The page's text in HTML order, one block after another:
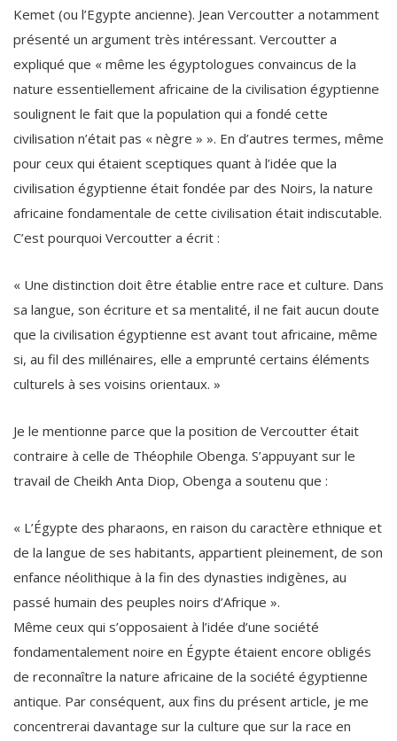
Kemet (ou l’Egypte ancienne). Jean Vercoutter a notamment
présenté un argument très intéressant. Vercoutter a
expliqué que « même les égyptologues convaincus de la
nature essentiellement africaine de la civilisation égyptienne
soulignent le fait que la population qui a fondé cette
civilisation n’était pas « nègre » ». En d’autres termes, même
pour ceux qui étaient sceptiques quant à l’idée que la
civilisation égyptienne était fondée par des Noirs, la nature
africaine fondamentale de cette civilisation était indiscutable.
C’est pourquoi Vercoutter a écrit :
« Une distinction doit être établie entre race et culture. Dans
sa langue, son écriture et sa mentalité, il ne fait aucun doute
que la civilisation égyptienne est avant tout africaine, même
si, au fil des millénaires, elle a emprunté certains éléments
culturels à ses voisins orientaux. »
Je le mentionne parce que la position de Vercoutter était
contraire à celle de Théophile Obenga. S’appuyant sur le
travail de Cheikh Anta Diop, Obenga a soutenu que :
« L’Égypte des pharaons, en raison du caractère ethnique et
de la langue de ses habitants, appartient pleinement, de son
enfance néolithique à la fin des dynasties indigènes, au
passé humain des peuples noirs d’Afrique ».
Même ceux qui s’opposaient à l’idée d’une société
fondamentalement noire en Égypte étaient encore obligés
de reconnaître la nature africaine de la société égyptienne
antique. Par conséquent, aux fins du présent article, je me
concentrerai davantage sur la culture que sur la race en